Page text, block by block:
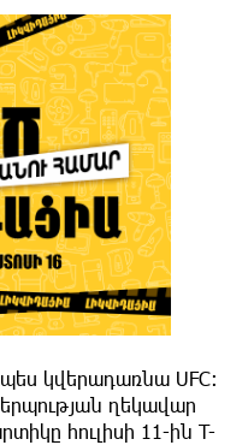
կվերադառնա UFC։
ղեկավար
հուլիսի 11-ին T-